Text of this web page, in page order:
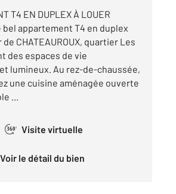
T4 EN DUPLEX À LOUER
bel appartement T4 en duplex
CHATEAUROUX, quartier Les
des espaces de vie
lumineux. Au rez-de-chaussée,
une cuisine aménagée ouverte
...
360° Visite virtuelle
Voir le détail du bien